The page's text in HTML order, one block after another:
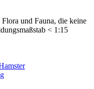
und Fauna, die keine
< 1:15